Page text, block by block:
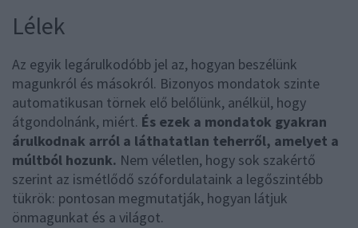
Lélek
Az egyik legárulkodóbb jel az, hogyan beszélünk
magunkról és másokról. Bizonyos mondatok szinte
automatikusan törnek elő belőlünk, anélkül, hogy
átgondolnánk, miért. És ezek a mondatok gyakran
árulkodnak arról a láthatatlan teherről, amelyet a
múltból hozunk. Nem véletlen, hogy sok szakértő
szerint az ismétlődő szófordulataink a legőszintébb
tükrök: pontosan megmutatják, hogyan látjuk
önmagunkat és a világot.